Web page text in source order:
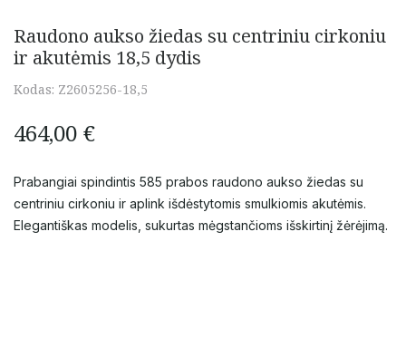
Raudono aukso žiedas su centriniu cirkoniu
ir akutėmis 18,5 dydis
Kodas: Z2605256-18,5
464,00 €
Prabangiai spindintis 585 prabos raudono aukso žiedas su
centriniu cirkoniu ir aplink išdėstytomis smulkiomis akutėmis.
Elegantiškas modelis, sukurtas mėgstančioms išskirtinį žėrėjimą.